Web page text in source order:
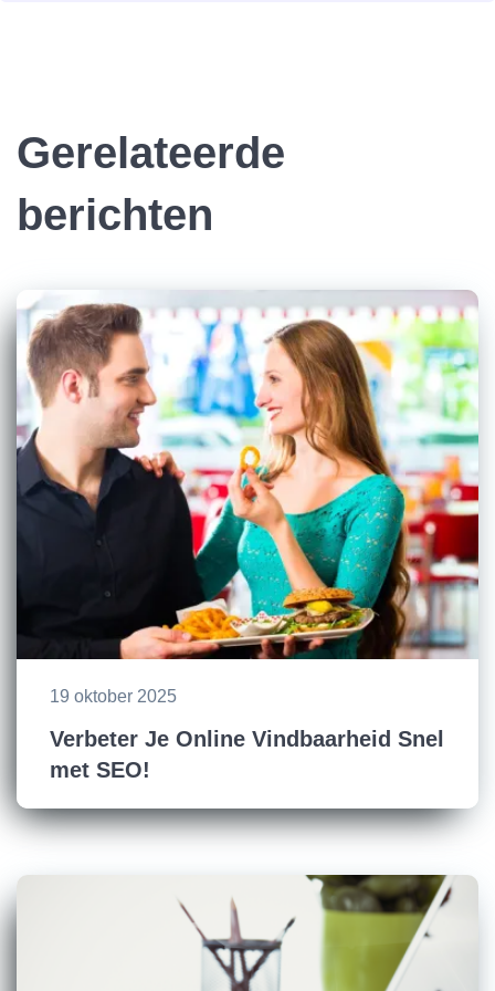
Gerelateerde
berichten
19 oktober 2025
Verbeter Je Online Vindbaarheid Snel
met SEO!